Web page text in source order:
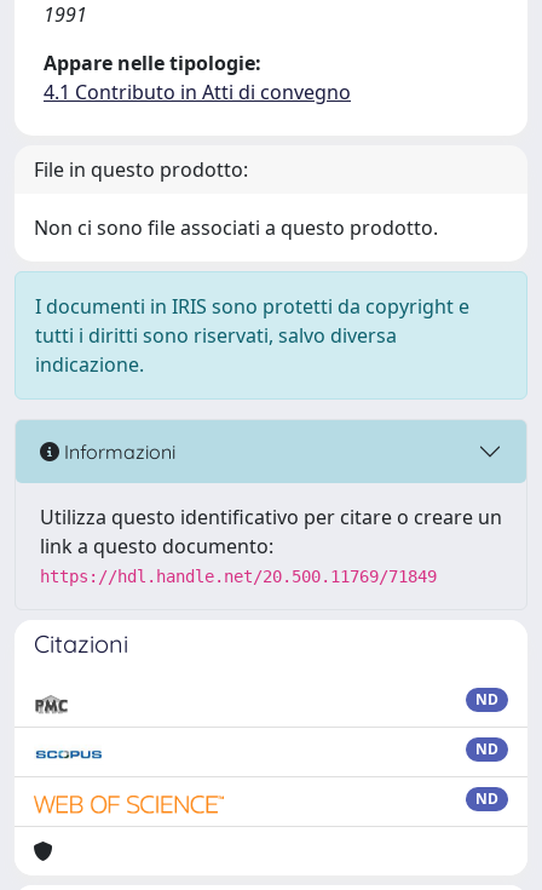
1991
Appare nelle tipologie:
4.1 Contributo in Atti di convegno
File in questo prodotto:
Non ci sono file associati a questo prodotto.
I documenti in IRIS sono protetti da copyright e
tutti i diritti sono riservati, salvo diversa
indicazione.
Informazioni
Utilizza questo identificativo per citare o creare un
link a questo documento:
https://hdl.handle.net/20.500.11769/71849
Citazioni
ND
ND
ND